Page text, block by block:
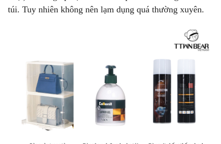
túi. Tuy nhiên không nên lạm dụng quá thường xuyên.